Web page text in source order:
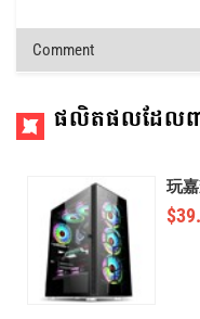
Comment
ផលិតផលដែលពា
玩
$